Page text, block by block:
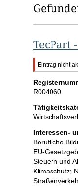
TecPart
W
i
c
h
i
g
r
H
i
n
w
e
Eintrag nicht
R004060
Interessen-
Berufliche
EU-
Steuern und
Klimaschutz;